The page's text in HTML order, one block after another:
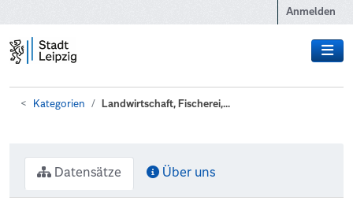
Anmelden
Kategorien Landwirtschaft, Fischerei,...
Datensätze Über uns